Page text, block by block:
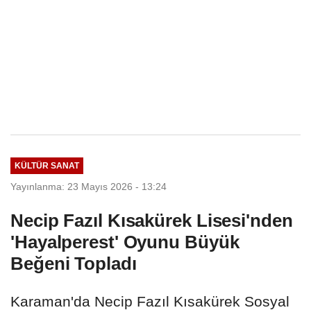
KÜLTÜR SANAT
Yayınlanma: 23 Mayıs 2026 - 13:24
Necip Fazıl Kısakürek Lisesi'nden
'Hayalperest' Oyunu Büyük
Beğeni Topladı
Karaman'da Necip Fazıl Kısakürek Sosyal